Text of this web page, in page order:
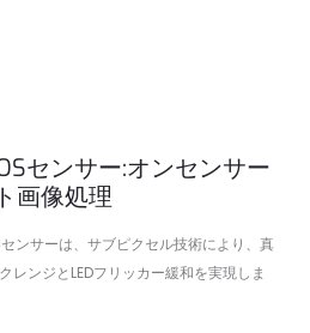
センサー:オンセンサー
画像処理
ンサーは、サブピクセル技術により、真
レンジとLEDフリッカー緩和を実現しま